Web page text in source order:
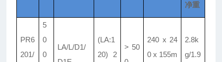
净重
PR6
201/
5
0
0
LA/L/D1/
(LA:1
20) 2
> 50
240 x 24
0 x 155m
2.8k
g/1.9